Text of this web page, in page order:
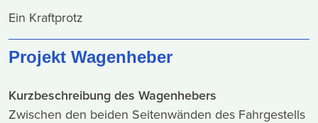
Ein Kraftprotz
Projekt Wagenheber
Kurzbeschreibung des Wagenhebers
Zwischen den beiden Seitenwänden des Fahrgestells